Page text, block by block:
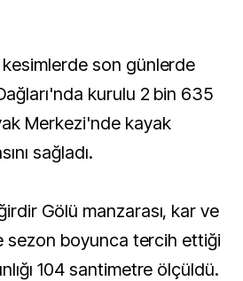
son günlerde
kurulu 2 bin 635
Merkezi'nde kayak
sağladı.
Gölü manzarası, kar ve
sezon boyunca tercih ettiği
104 santimetre ölçüldü.